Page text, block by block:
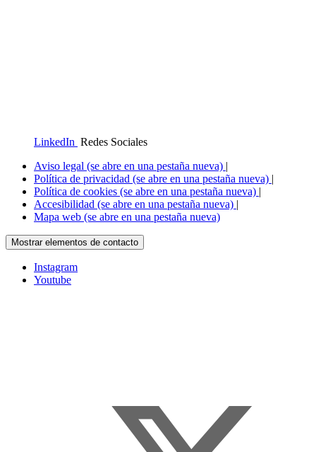
LinkedIn Redes Sociales
Aviso legal (se abre en una pestaña nueva) |
Política de privacidad (se abre en una pestaña nueva) |
Política de cookies (se abre en una pestaña nueva) |
Accesibilidad (se abre en una pestaña nueva) |
Mapa web (se abre en una pestaña nueva)
Mostrar elementos de contacto
Instagram
Youtube